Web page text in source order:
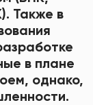
Также в
в плане
однако,